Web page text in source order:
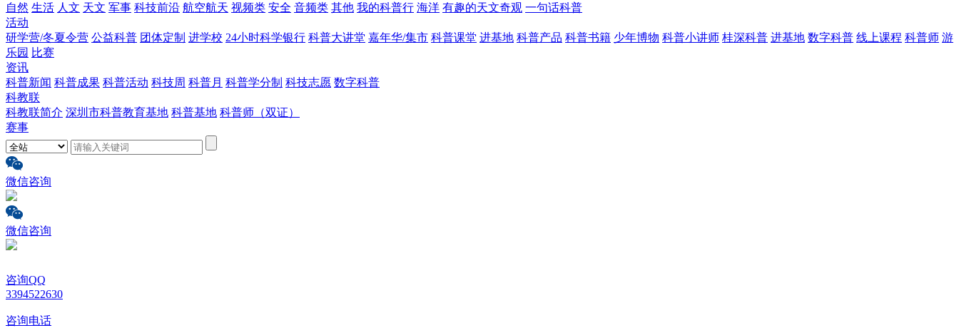
自然 生活 人文 天文 军事 科技前沿 航空航天 视频类 安全 音频类 其他 我的科普行 海洋 有趣的天文奇观 一句话科普
活动
研学营/冬夏令营 公益科普 团体定制 进学校 24小时科学银行 科普大讲堂 嘉年华/集市 科普课堂 进基地 科普产品 科普书籍 少年博物 科普小讲师 桂深科普 进基地 数字科普 线上课程 科普师 游
乐园 比赛
资讯
科普新闻 科普成果 科普活动 科技周 科普月 科普学分制 科技志愿 数字科普
科教联
科教联简介 深圳市科普教育基地 科普基地 科普师（双证）
赛事
微信咨询
微信咨询
咨询QQ
3394522630
咨询电话